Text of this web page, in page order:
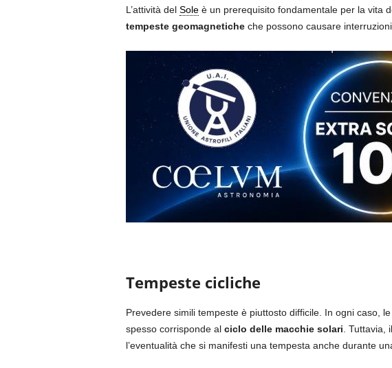
L’attività del Soleè un prerequisito fondamentale per la vita
tempeste geomagneticheche possono causare
Tempeste cicliche
Prevedere simili tempeste è piuttosto difficile. In ogni caso,
spesso corrisponde al ciclo delle macchie solari .
l’eventualità che si manifesti una tempesta anche durante